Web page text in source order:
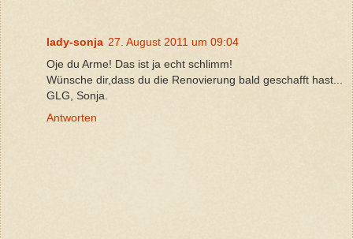
lady-sonja 27. August 2011 um 09:04
Oje du Arme! Das ist ja echt schlimm!
Wünsche dir,dass du die Renovierung bald geschafft hast...
GLG, Sonja.
Antworten